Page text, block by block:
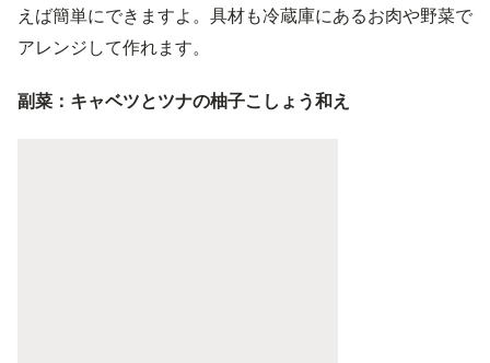
えば簡単にできますよ。具材も冷蔵庫にあるお肉や野菜で
アレンジして作れます。
副菜：キャベツとツナの柚子こしょう和え